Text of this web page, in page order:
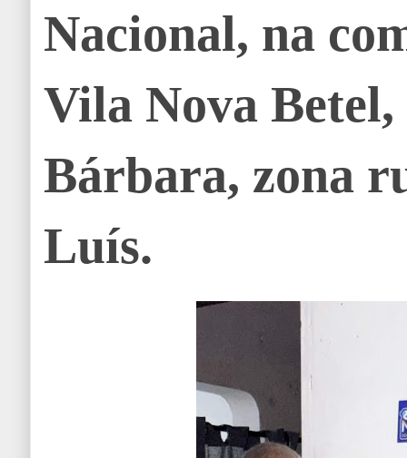
Nacional, na
Vila Nova Betel,
Bárbara, zona
Luís.